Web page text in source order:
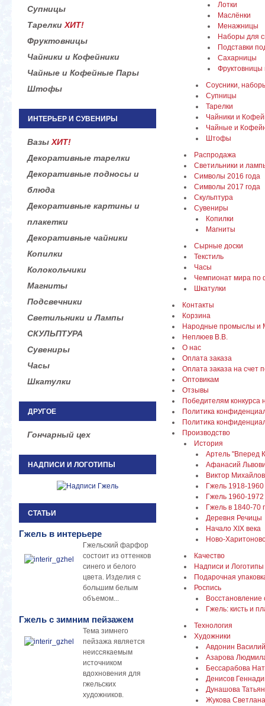
Супницы
Тарелки ХИТ!
Фруктовницы
Чайники и Кофейники
Чайные и Кофейные Пары
Штофы
ИНТЕРЬЕР И СУВЕНИРЫ
Вазы ХИТ!
Декоративные тарелки
Декоративные подносы и
блюда
Декоративные картины и
плакетки
Декоративные чайники
Копилки
Колокольчики
Магниты
Подсвечники
Светильники и Лампы
СКУЛЬПТУРА
Сувениры
Часы
Шкатулки
ДРУГОЕ
Гончарный цех
НАДПИСИ И ЛОГОТИПЫ
СТАТЬИ
Гжель в интерьере
Гжельский фарфор
состоит из оттенков
синего и белого
цвета. Изделия с
большим белым
объемом...
Гжель с зимним пейзажем
Тема зимнего
пейзажа является
неиссякаемым
источником
вдохновения для
гжельских
художников.
Лотки
Маслёнки
Менажницы
Наборы для
Подставки
Сахарницы
Соусники,
Супницы
Тарелки
Чайники и
Чайные и
Штофы
Распродажа
Светильники и
Символы 2016 года
Символы 2017 года
Скульптура
Сувениры
Копилки
Магниты
Сырные доски
Текстиль
Часы
Чемпионат мира по
Шкатулки
Контакты
Корзина
Народные промыслы и
Неплюев В.В.
О нас
Оплата заказа
Оплата заказа на счет
Оптовикам
Отзывы
Победителям конкурса
Политика
Политика
Производство
История
Артель "Вперед
Афанасий
Виктор
Гжель 1918-
Гжель 1960-
Гжель в 1840-70
Деревня Речицы
Начало XIX века
Ново-
Качество
Надписи и Логотипы
Подарочная
Роспись
Гжель: кисть и
Технология
Художники
Авдонин
Азарова
Бессарабова
Денисов
Дунашова
Жукова